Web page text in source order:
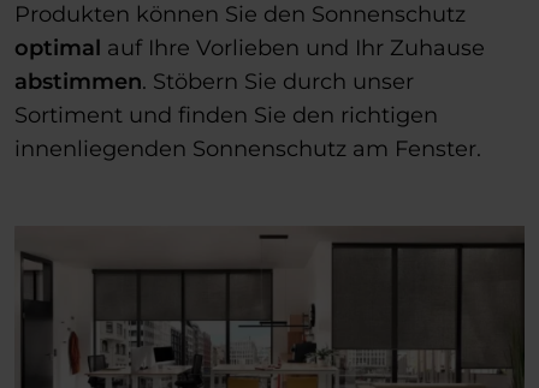
Produkten können Sie den Sonnenschutz
optimal auf Ihre Vorlieben und Ihr Zuhause
abstimmen. Stöbern Sie durch unser
Sortiment und finden Sie den richtigen
innenliegenden Sonnenschutz am Fenster.